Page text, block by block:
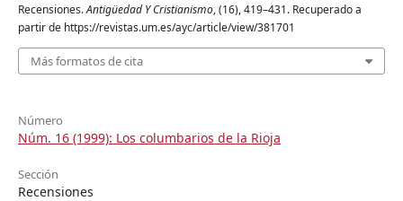
Recensiones.Antigüedad Y Cristianismo, (16), 419–431. Recuperado a
partir de https://revistas.um.es/ayc/article/view/381701
Más formatos de cita
Número
Núm. 16 (1999): Los columbarios de la Rioja
Sección
Recensiones